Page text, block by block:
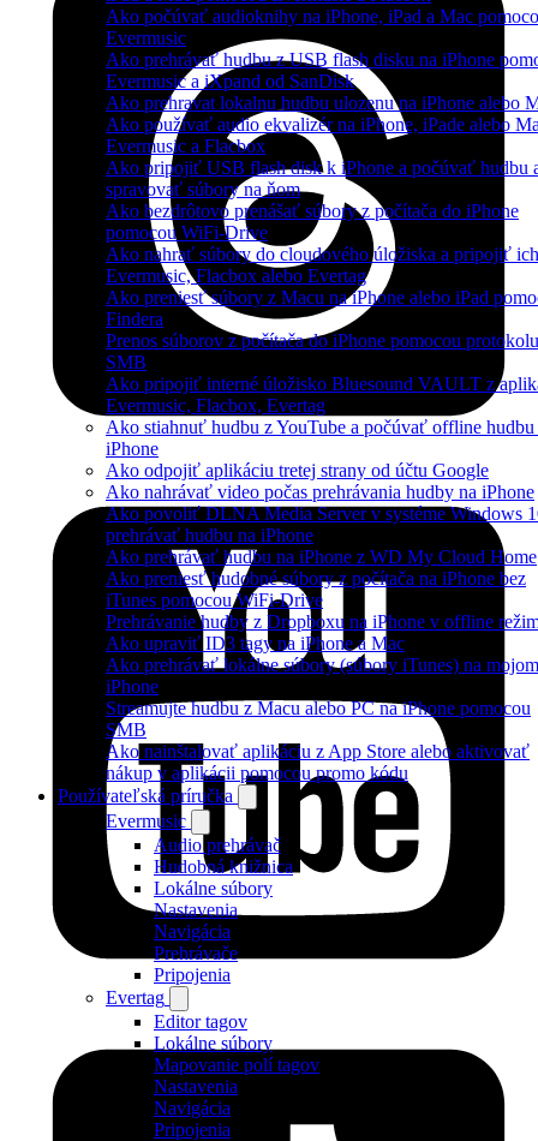
Ako počúvať audioknihy na iPhone, iPad a Mac
Evermusic
Ako prehrávať hudbu z USB flash disku na iPhone
Evermusic a iXpand od SanDisk
Ako prehravat lokalnu hudbu ulozenu na iPhone alebo
Ako používať audio ekvalizér na iPhone, iPade alebo
Evermusic a Flacbox
Ako pripojiť USB flash disk k iPhone a počúvať hudbu
spravovať súbory na ňom
Ako bezdrôtovo prenášať súbory z počítača do iPhone
pomocou WiFi-Drive
Ako nahrať súbory do cloudového úložiska a pripojiť
Evermusic, Flacbox alebo Evertag
Ako preniesť súbory z Macu na iPhone alebo iPad
Findera
Prenos súborov z počítača do iPhone pomocou protokolu
SMB
Ako pripojiť interné úložisko Bluesound VAULT z
Evermusic, Flacbox, Evertag
Ako stiahnuť hudbu z YouTube a počúvať offline hudbu
iPhone
Ako odpojiť aplikáciu tretej strany od účtu Google
Ako nahrávať video počas prehrávania hudby na iPhone
Ako povoliť DLNA Media Server v systéme Windows
prehrávať hudbu na iPhone
Ako prehrávať hudbu na iPhone z WD My Cloud Home
Ako preniesť hudobné súbory z počítača na iPhone bez
iTunes pomocou WiFi-Drive
Prehrávanie hudby z Dropboxu na iPhone v offline
Ako upraviť ID3 tagy na iPhone a Mac
Ako prehrávať lokálne súbory (súbory iTunes) na mojom
iPhone
Streamujte hudbu z Macu alebo PC na iPhone pomocou
SMB
Ako nainštalovať aplikáciu z App Store alebo aktivovať
nákup v aplikácii pomocou promo kódu
Používateľská príručka
Evermusic
Audio prehrávač
Hudobná knižnica
Lokálne súbory
Nastavenia
Navigácia
Prehrávače
Pripojenia
Evertag
Editor tagov
Lokálne súbory
Mapovanie polí tagov
Nastavenia
Navigácia
Pripojenia